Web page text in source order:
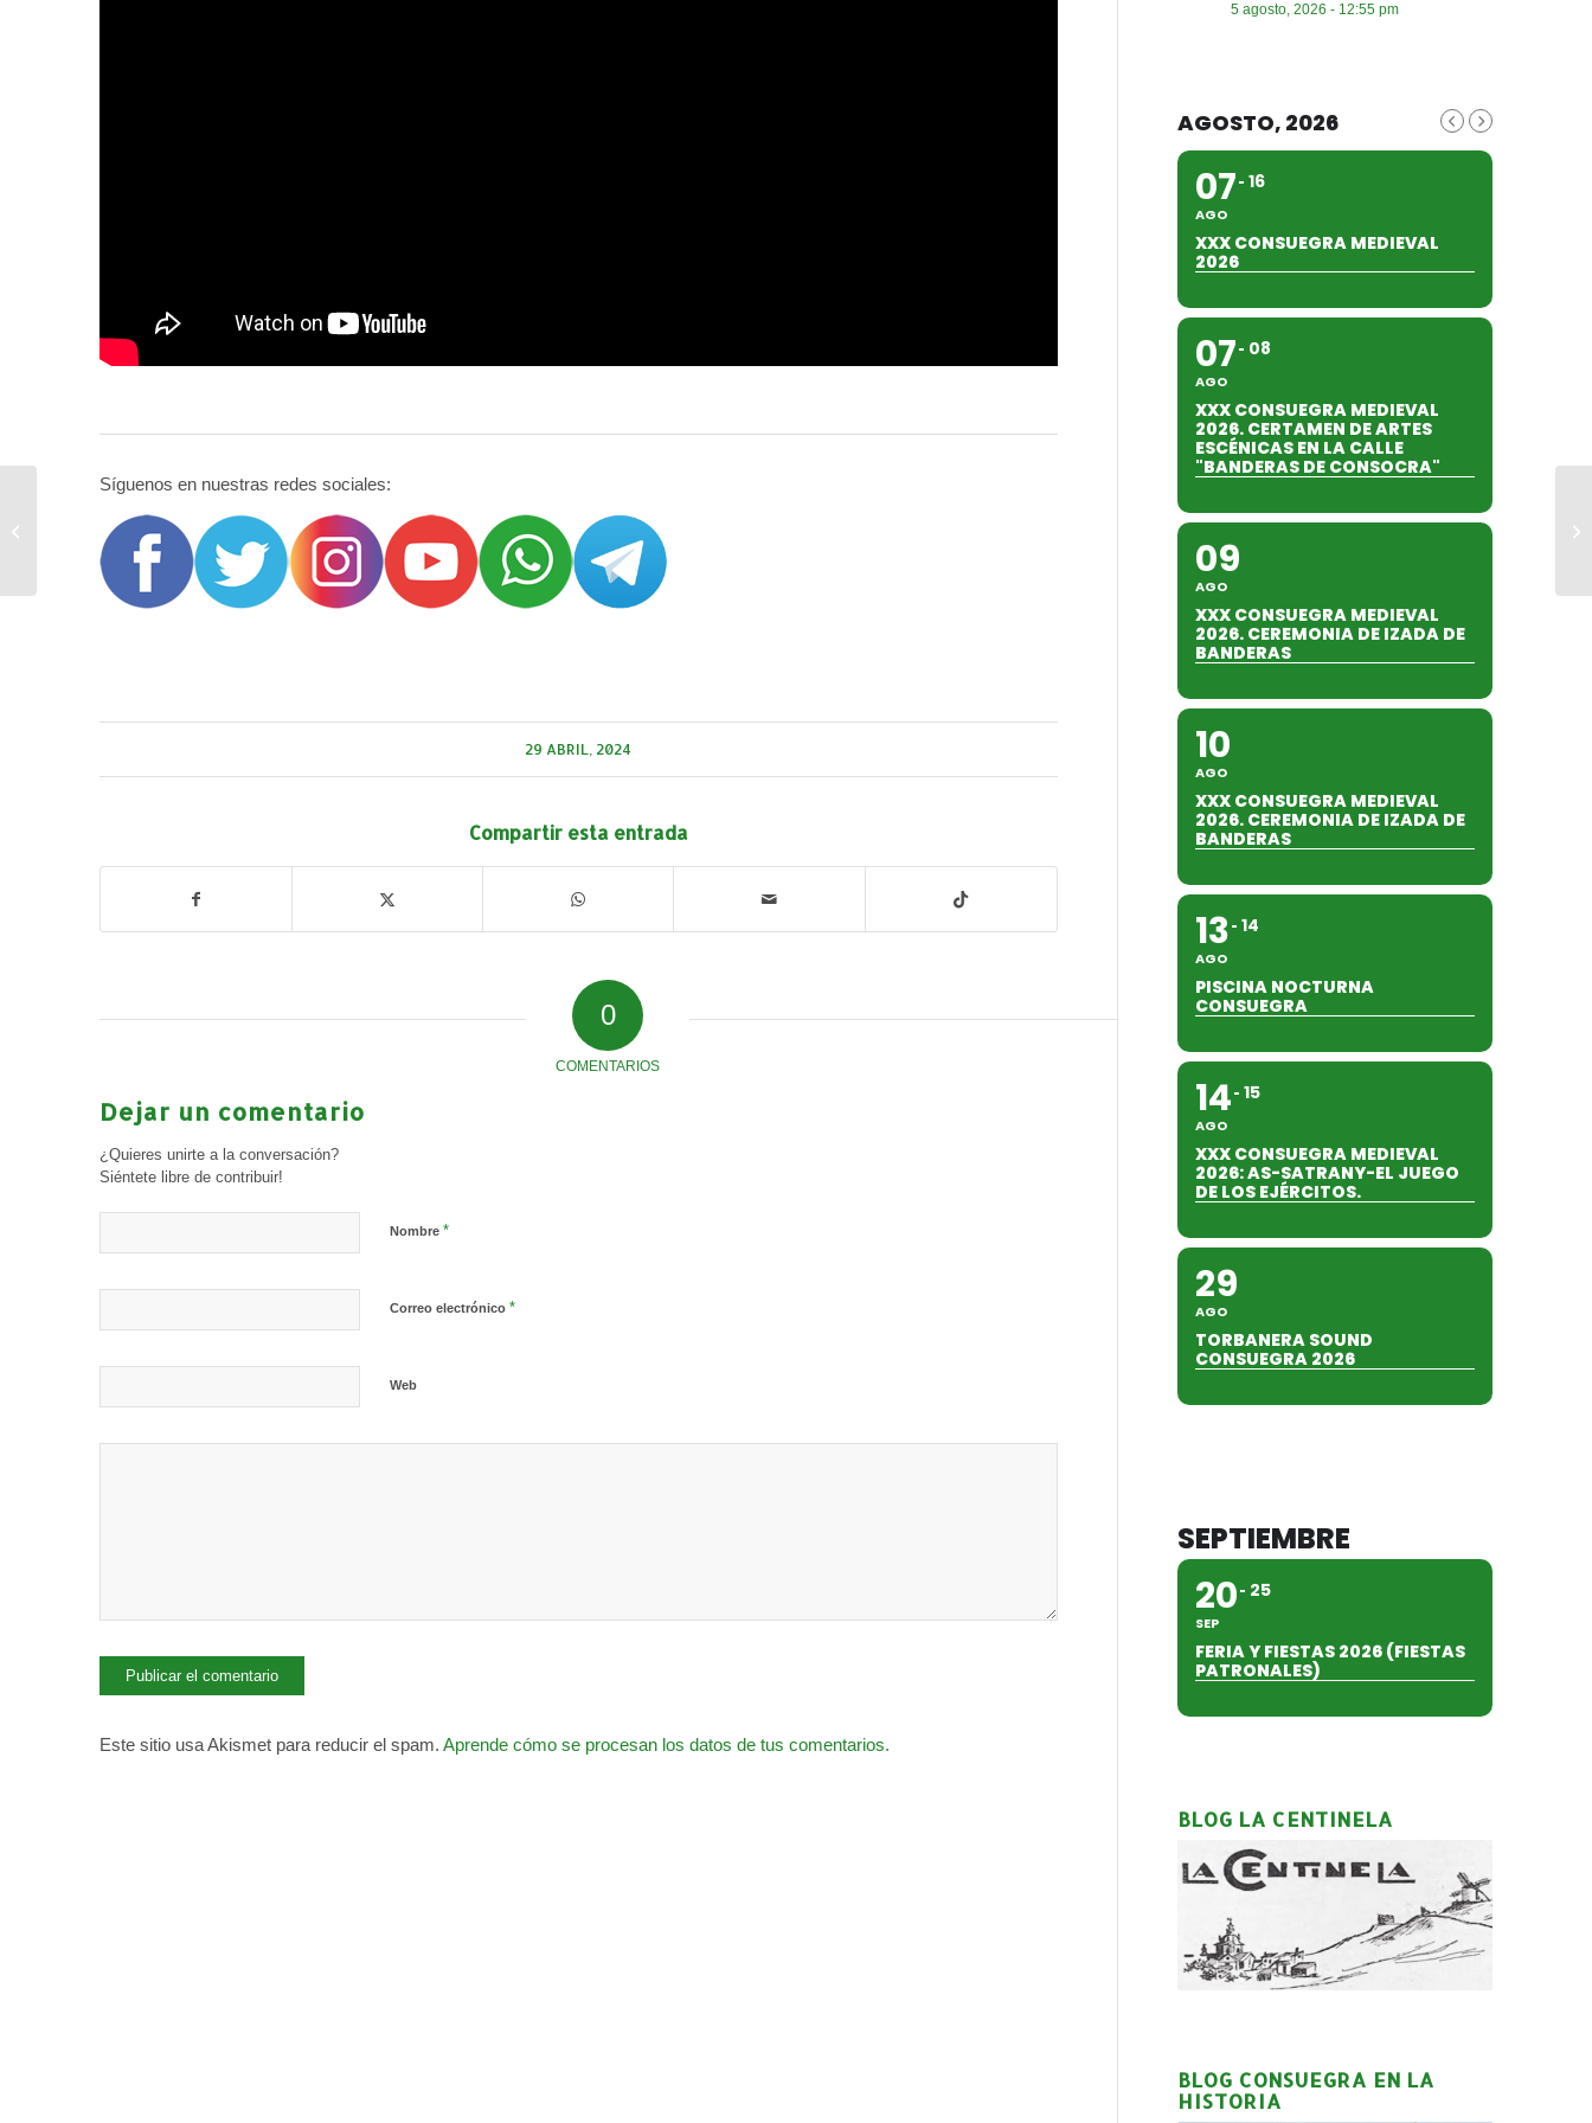
Síguenos en nuestras redes sociales:
29 ABRIL, 2024
Compartir esta entrada
0
COMENTARIOS
Dejar un comentario
¿Quieres unirte a la conversación?
Siéntete libre de contribuir!
Nombre *
Correo electrónico *
Web
Este sitio usa Akismet para reducir el spam. Aprende cómo se procesan los datos de tus comentarios.
5 agosto, 2026 - 12:55 pm
AGOSTO, 2026
07
AGO
16
XXX CONSUEGRA MEDIEVAL
2026
07
AGO
08
XXX CONSUEGRA MEDIEVAL
2026. CERTAMEN DE ARTES
ESCÉNICAS EN LA CALLE
"BANDERAS DE CONSOCRA"
09
AGO
XXX CONSUEGRA MEDIEVAL
2026. CEREMONIA DE IZADA DE
BANDERAS
10
AGO
XXX CONSUEGRA MEDIEVAL
2026. CEREMONIA DE IZADA DE
BANDERAS
13
AGO
14
PISCINA NOCTURNA
CONSUEGRA
14
AGO
15
XXX CONSUEGRA MEDIEVAL
2026: AS-SATRANY-EL JUEGO
DE LOS EJÉRCITOS.
29
AGO
TORBANERA SOUND
CONSUEGRA 2026
SEPTIEMBRE
20
SEP
25
FERIA Y FIESTAS 2026 (FIESTAS
PATRONALES)
BLOG LA CENTINELA
BLOG CONSUEGRA EN LA
HISTORIA
II Torneo de Ajedrez
«Castillo Consuegra»
2024 a beneficio de AFA
FUENTEBLANCA...